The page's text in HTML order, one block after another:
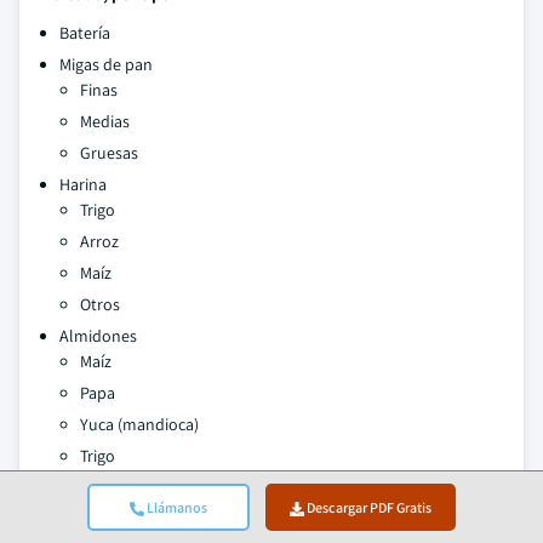
Llámanos Descargar PDF Gratis
Batería
Migas de pan
Finas
Medias
Gruesas
Harina
Trigo
Arroz
Maíz
Otros
Almidones
Maíz
Papa
Yuca (mandioca)
Trigo
Arroz
Condimentos y especias